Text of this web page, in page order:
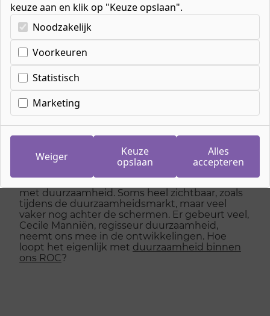
Home»Nieuws
Duurzaamheid bij ROC Nijmegen
Duurzaamheid bij ROC
Nijmegen
Geplaatst op 06 juli 2022
Het afgelopen jaar zijn we volop bezig geweest
met duurzaamheid. Soms heel zichtbaar, zoals
tijdens de duurzaamheidsmarkt, maar veel
vaker nog achter de schermen. Er gebeurt veel,
Cecile Manniën, regisseur duurzaamheid,
neemt ons mee in de ontwikkelingen. Hoe
loopt het eigenlijk met duurzaamheid binnen
ons ROC?
keuze aan en klik op "Keuze opslaan".
Kies uw cookie-voorkeuren
Noodzakelijk
Voorkeuren
Statistisch
Marketing
Weiger
Keuze
opslaan
Alles
accepteren